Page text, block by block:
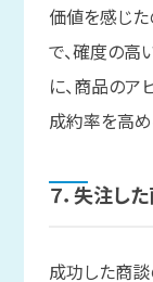
価値を感じた
で、確度の高
に、商品のア
成約率を高め
７．失注した
成功した商